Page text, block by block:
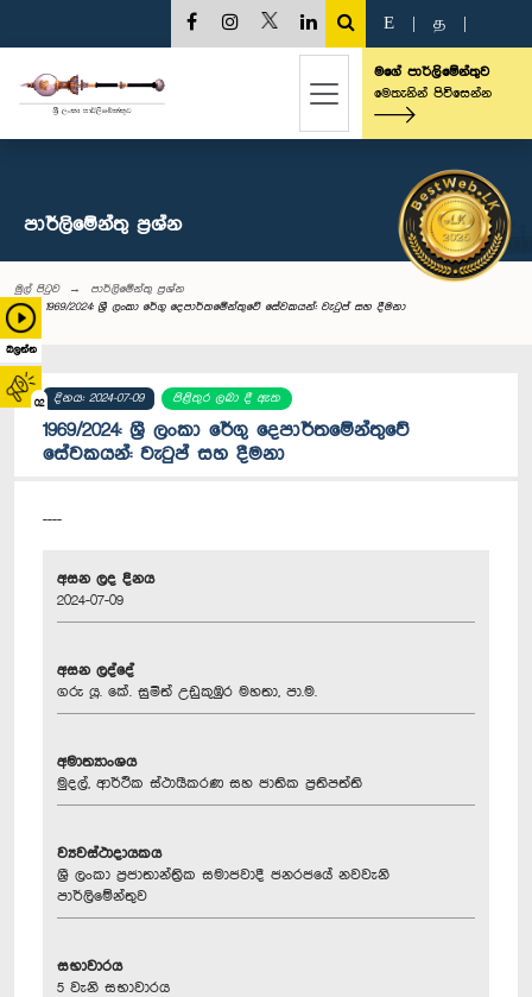
බලන්න
02
E த
මගේ පාර්ලිමේන්තුව
මෙතැනින් පිවිසෙන්න
පාර්ලි‌මේන්තු‌ ප්‍රශ්න
මුල් පිටුව
පාර්ලි‌මේන්තු‌ ප්‍රශ්න
1969/2024: ශ්‍රී ලංකා රේගු දෙපාර්තමේන්තුවේ සේවකයන්: වැටුප් සහ දීමනා
දිනය: 2024-07-09 පිළිතුර ලබා දී ඇත
1969/2024: ශ්‍රී ලංකා රේගු දෙපාර්තමේන්තුවේ
සේවකයන්: වැටුප් සහ දීමනා
----
අසන ලද දිනය
2024-07-09
අසන ලද්දේ
ගරු යූ. කේ. සුමිත් උඩුකුඹුර මහතා, පා.ම.
අමාත්‍යාංශය
මුදල්, ආර්ථික ස්ථායීකරණ සහ ජාතික ප්‍රතිපත්ති
ව්‍යවස්ථාදායකය
ශ්‍රී ලංකා ප්‍රජාතාන්ත්‍රික සමාජවාදී ජනරජයේ නවවැනි
පාර්ලිමේන්තුව
සභාවාරය
5 වැනි සභාවාරය